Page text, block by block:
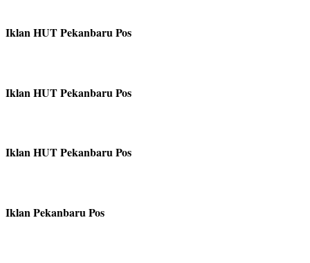
Iklan HUT Pekanbaru Pos
Iklan HUT Pekanbaru Pos
Iklan HUT Pekanbaru Pos
Iklan Pekanbaru Pos